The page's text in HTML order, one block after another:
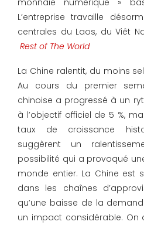
L’entreprise travaille
centrales du Laos, du Viêt
Rest of The World
La Chine ralentit, du moins
Au cours du premier
chinoise a progressé à un
à l’objectif officiel de 5 %,
taux de croissance
suggèrent un
possibilité qui a provoqué
monde entier. La Chine est
dans les chaînes
qu’une baisse de la
un impact considérable. On